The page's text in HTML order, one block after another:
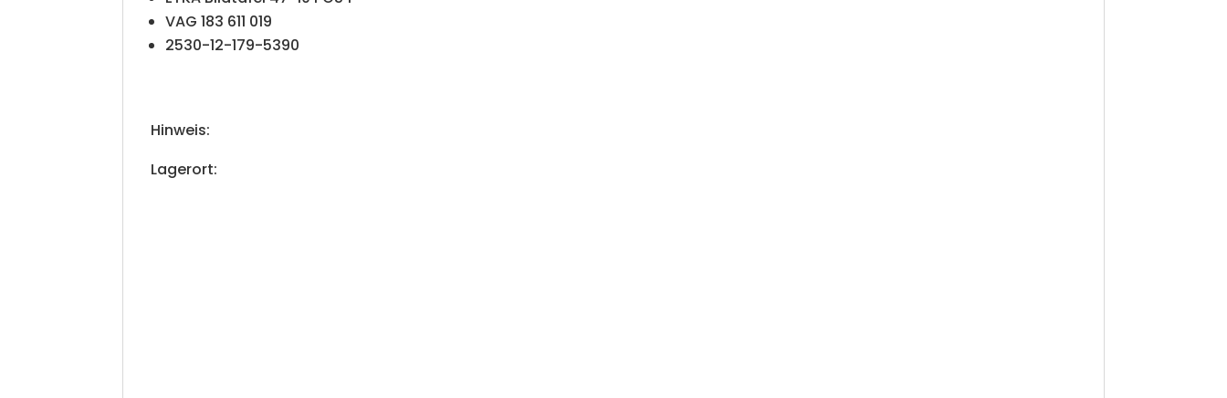
VAG 183 611 019
2530-12-179-5390
Hinweis:
Lagerort: